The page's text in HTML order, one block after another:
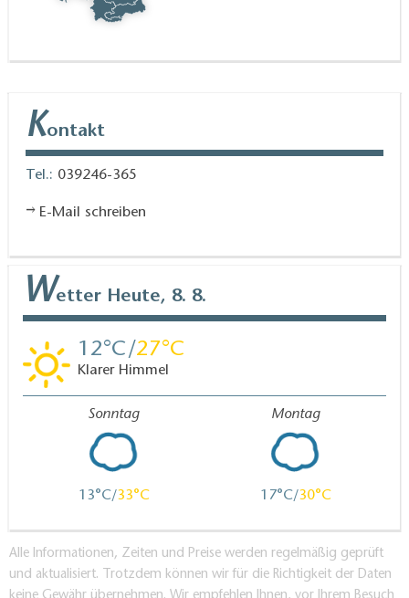
Die St. Johannis Kirche in Grimme ist im Rahmen der
Kontakt
Tel.: 039246-365
E-Mail schreiben
Wetter Heute, 8. 8.
12 27
Klarer Himmel
Sonntag
13 33
Montag
17 30
Alle Informationen, Zeiten und Preise werden regelmäßig geprüft
und aktualisiert. Trotzdem können wir für die Richtigkeit der Daten